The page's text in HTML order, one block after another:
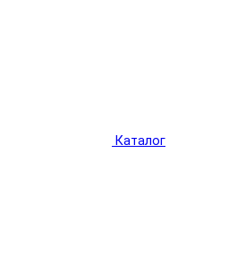
Каталог